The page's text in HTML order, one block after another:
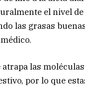
el nivel
las grasas
las
por lo que